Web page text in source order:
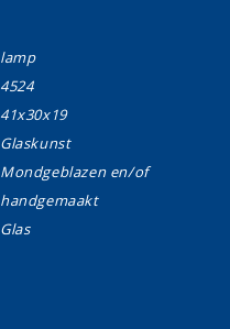
lamp
4524
41x30x19
Glaskunst
Mondgeblazen en/of
handgemaakt
Glas